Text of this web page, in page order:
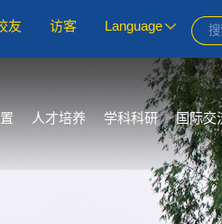
友 访客 Language
人才培养 学科科研 国际交